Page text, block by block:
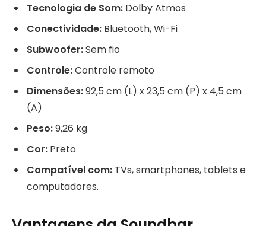
Tecnologia de Som: Dolby Atmos
Conectividade: Bluetooth, Wi-Fi
Subwoofer:Sem fio
Controle:Controle remoto
Dimensões:92,5 cm (L) x 23,5 cm (P) x 4,5 cm
(A)
Peso:9,26 kg
Cor: Preto
Compatível com: TVs, smartphones, tablets e
computadores.